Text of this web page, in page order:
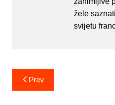
žele
svijetu
Post
navigation
Prev